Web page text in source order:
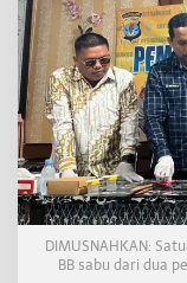
DIMUSNAHKAN:
BB sabu dari dua